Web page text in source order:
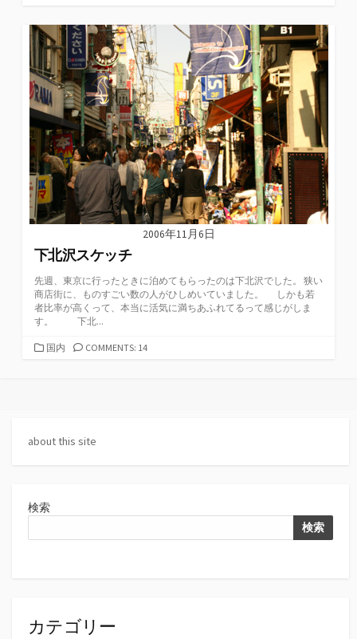
ゴ
リ
ー
2006年11月6日
下北沢スケッチ
先週、東京に行ったときに泊めてもらったのは下北沢でした。 狭い
商店街に、ものすごい数の人がひしめいていました。 しかも若
者比率が高くって、本当に活気に満ちあふれてるって感じがしま
す。 下北...
カ国内 COMMENTS: 14
about this site
検索
検索
カテゴリー